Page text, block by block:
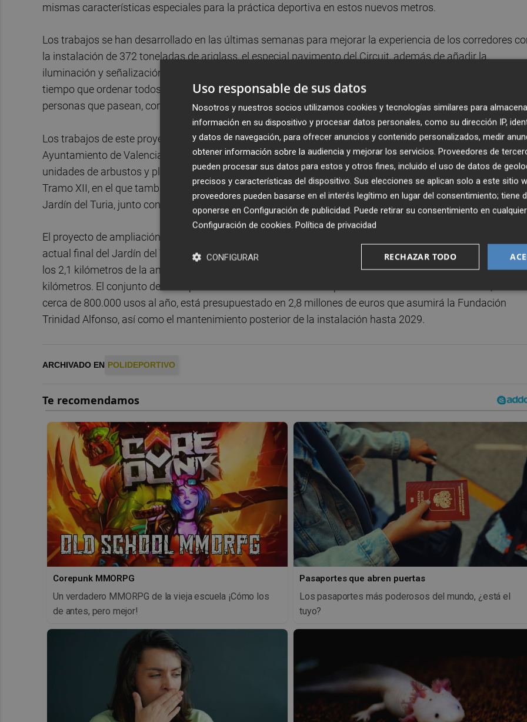
mismas características especiales para la práctica deportiva en estos nuevos metros.
Los trabajos se han desarrollado en las últimas semanas para mejorar la experiencia de los corredores
la instalación de 372 toneladas de ariglass, el especial pavimento del Circuit, además de añadir la
iluminación y señalización. Con ello se busca mejorar la experiencia de este trazado para correr, al mismo
tiempo que ordenar todos los diferentes usos del Jardín del Turia, mejorando la convivencia entre las
personas que pasean, corren o van en bici.
Los trabajos de este proyecto, impulsado por la Fundación Trinidad Alfonso, en colaboración con el
Ayuntamiento de Valencia, también mejoran los espacios públicos y verdes del jardín. Se añaden 3.700
unidades de arbustos y plantas tapizantes, además de 700 m2 de césped en distintas zonas y espacios
Tramo XII, en el que también se ha añadido dos zonas renaturalizadas para mejorar la experiencia del
Jardín del Turia, junto con otras instalaciones ocultas de riego, aspersores y tuberías.
El proyecto de ampliación continúa ahora con una segunda fase que discurrirá hasta el Tramo XVI en el
actual final del Jardín del Turia. La apertura de esta última fase está prevista para el otoño, hasta
los 2,1 kilómetros de la ampliación y que extenderá la longitud total del trazado hasta prácticamente 8
kilómetros. El conjunto de la ampliación de la infraestructura deportiva con más usos de la ciudad, con
cerca de 800.000 usos al año, está presupuestado en 2,8 millones de euros que asumirá la Fundación
Trinidad Alfonso, así como el mantenimiento posterior de la instalación hasta 2029.
ARCHIVADO EN POLIDEPORTIVO
Corepunk MMORPG
Un verdadero MMORPG de la vieja escuela ¡Cómo los
de antes, pero mejor!
Pasaportes que abren puertas
Los pasaportes más poderosos del mundo, ¿está el
tuyo?
Uso responsable de sus datos
Nosotros y nuestros socios utilizamos cookies y tecnologías similares para
información en su dispositivo y procesar datos personales, como su dirección IP,
y datos de navegación, para ofrecer anuncios y contenido personalizados, medir
obtener información sobre la audiencia y mejorar los servicios. Proveedores de
pueden procesar sus datos para estos y otros fines, incluido el uso de datos de
precisos y características del dispositivo. Sus elecciones se aplican solo a este sitio
proveedores pueden basarse en el interés legítimo en lugar del consentimiento; tiene
oponerse en Configuración de publicidad. Puede retirar su consentimiento en
Configuración de cookies. Política de privacidad
RECHAZAR TODO
CONFIGURAR